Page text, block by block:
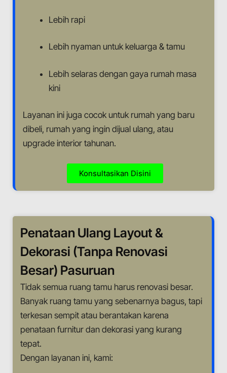
Lebih rapi
Lebih nyaman untuk keluarga & tamu
Lebih selaras dengan gaya rumah masa
kini
Layanan ini juga cocok untuk rumah yang baru
dibeli, rumah yang ingin dijual ulang, atau
upgrade interior tahunan.
Konsultasikan Disini
Penataan Ulang Layout &
Dekorasi (Tanpa Renovasi
Besar) Pasuruan
Tidak semua ruang tamu harus renovasi besar.
Banyak ruang tamu yang sebenarnya bagus, tapi
terkesan sempit atau berantakan karena
penataan furnitur dan dekorasi yang kurang
tepat.
Dengan layanan ini, kami: